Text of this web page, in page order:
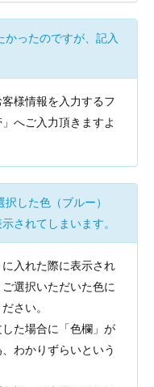
ったのですが、記入
様情報を入力するフ
へご入力頂きますよ
した色（ブルー）
されてしまいます。
入れた際に表示され
選択いただいた色に
さい。
た場合に「色欄」が
わかりずらいという